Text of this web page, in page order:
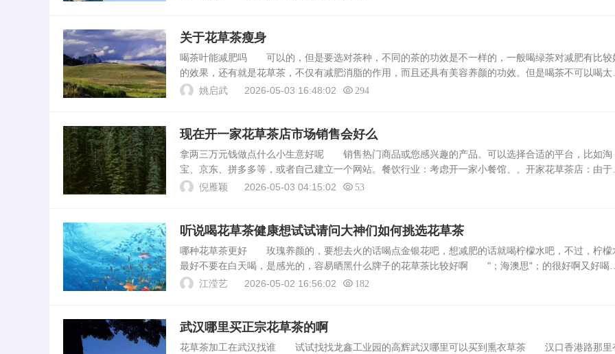
关于花草茶瘦身
喝茶叶能减肥吗 可以的，但是要选对茶种，不同的茶的功效是不一样的，一般喝绿茶对减肥有比较
的效果，还有就是花草茶，不仅有减肥消脂的作用，而且还具有美容养颜的功效。但是喝茶不可以喝太
多，只可以作为一种辅助的作用，平常多运动，少吃高热量的食品，对减肥也有好处。如何用花草茶来
姚启武 2026-05-03 16:48:02 294
现在开一家花草茶店市场销售会好么
拿两三万元钱做点什么小生意好呢 销售热门商品或您感兴趣的产品。可以选择合适的平台，比如淘
宝、京东、拼多多等，或者自己建立一个网站。餐饮行业：考虑开一家小餐馆、。开家花草茶店：由于
确、花草茶的品种齐全，开业几个月，每个月净赚1万2-1万5，可谓是非常暴利的小本创业项目。快递代
倪雁颖 2026-05-03 04:15:02 53
听说喝花草茶健康想试试请问大神们如何挑选花草茶
哪种花草茶更好 玫瑰养颜的，要想去火的话喝点金银花吧，想减肥的话就喝柠檬水吧，不过，柠檬
最好不要在白天喝，是感光的，容易晒黑什么牌子的花草茶比较好啊 "；海澳思"；的很好啊又好喝又
有效果，我在重庆买的，不知道比那里有没有！秋天适合喝什么花草茶 喝茉莉花茶可以帮助清新口
江滢艺 2026-05-02 16:56:02 182
武汉哪里买正宗花草茶的啊
花草茶加工在武汉找谁 试试找找龙鑫工业园的高辉武汉哪里可以买到熏衣草茶 汉口香港路那里